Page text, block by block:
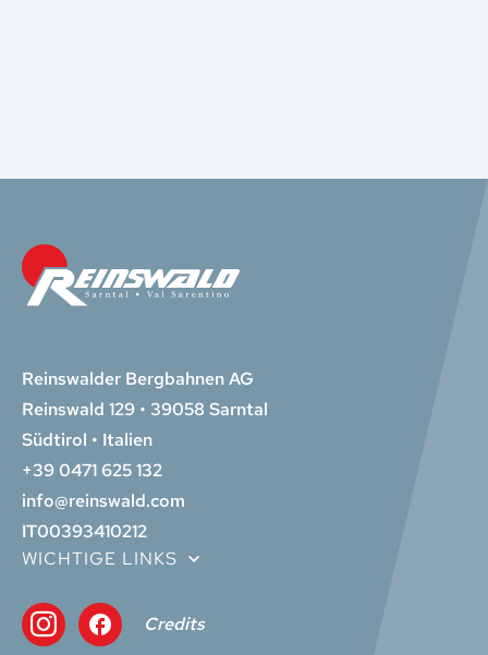
Reinswalder Bergbahnen AG
Reinswald 129 • 39058 Sarntal
Südtirol • Italien
+39 0471 625 132
info@reinswald.com
IT00393410212
WICHTIGE LINKS
Credits